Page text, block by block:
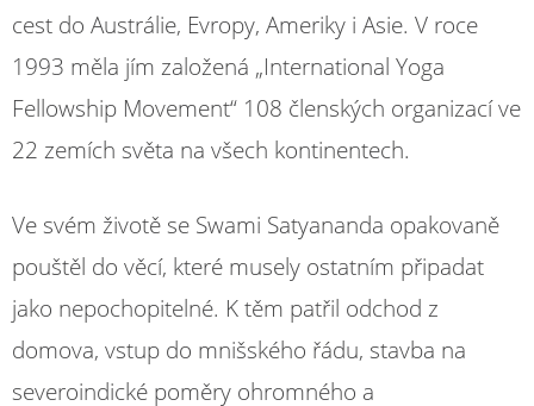
cest do Austrálie, Evropy, Ameriky i Asie. V roce
1993 měla jím založená „International Yoga
Fellowship Movement“ 108 členských organizací ve
22 zemích světa na všech kontinentech.
Ve svém životě se Swami Satyananda opakovaně
pouštěl do věcí, které musely ostatním připadat
jako nepochopitelné. K těm patřil odchod z
domova, vstup do mnišského řádu, stavba na
severoindické poměry ohromného a